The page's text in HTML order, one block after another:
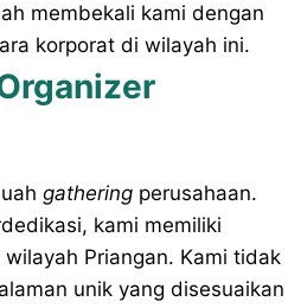
membekali kami dengan
korporat di wilayah ini.
gathering perusahaan.
kami memiliki
Priangan. Kami tidak
unik yang disesuaikan